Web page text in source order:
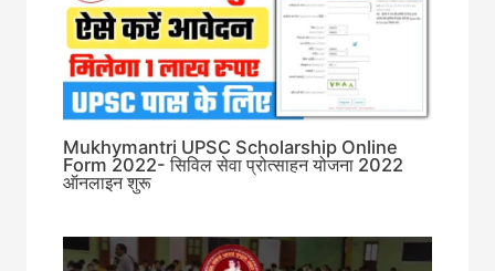
Mukhymantri UPSC Scholarship Online
Form 2022- सिविल सेवा प्रोत्साहन योजना 2022
ऑनलाइन शुरू